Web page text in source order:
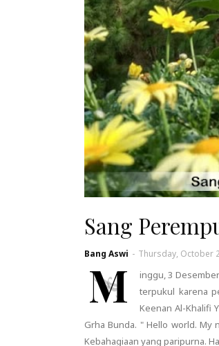
Sang
Bang Aswi - Thursday, October
M
inggu, 3
terpukul karena
Keenan Al-Khalifi
Grha Bunda. " Hello world.
Kebahagiaan yang paripurna.